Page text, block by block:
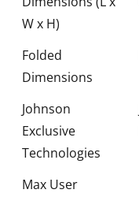
W x H)
Folded
Dimensions
Johnson
Exclusive
Technologies
Max User